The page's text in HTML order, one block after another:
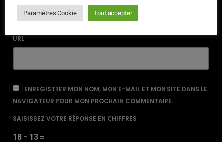
URL
ENREGISTRER MON NOM, MON E-MAIL ET MON SITE DANS LE
NAVIGATEUR POUR MON PROCHAIN COMMENTAIRE.
SAISISSEZ VOTRE RÉPONSE EN CHIFFRES
18 − 13 =
Paramètres Cookie Tout accepter